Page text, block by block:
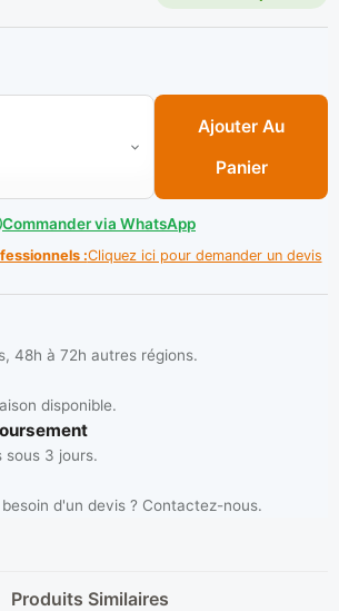
carbure bois 115 x 1.8 X 22.23 mm/ 30 D
Ajouter Au
Panier
Commander via WhatsApp
:Cliquez ici pour demander un devis
48h à 72h autres régions.
disponible.
sous 3 jours.
d'un devis ? Contactez-nous.
Produits Similaires